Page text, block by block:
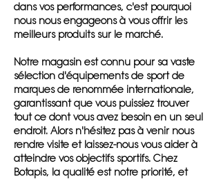
dans vos performances, c'est pourquoi
nous nous engageons à vous offrir les
meilleurs produits sur le marché.
Notre magasin est connu pour sa vaste
sélection d'équipements de sport de
marques de renommée internationale,
garantissant que vous puissiez trouver
tout ce dont vous avez besoin en un seul
endroit. Alors n'hésitez pas à venir nous
rendre visite et laissez-nous vous aider à
atteindre vos objectifs sportifs. Chez
Botapis, la qualité est notre priorité, et